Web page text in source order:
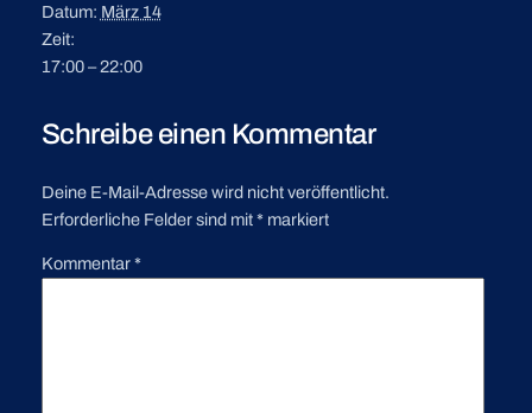
Datum: März 14
Zeit:
17:00 – 22:00
Schreibe einen Kommentar
Deine E-Mail-Adresse wird nicht veröffentlicht.
Erforderliche Felder sind mit* markiert
Kommentar*